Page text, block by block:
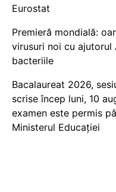
Eurostat
Premieră mondială:
virusuri noi cu ajutorul
bacteriile
Bacalaureat 2026,
scrise încep luni, 10
examen este permis
Ministerul Educației